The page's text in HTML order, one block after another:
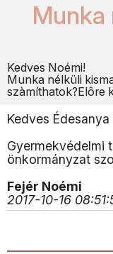
Munka
Kedves Noémi!
Munka nélküli
szàmíthatok?Elôre
Kedves Édesanya
Gyermekvédelmi
önkormányzat
Fejér Noémi
2017-10-16